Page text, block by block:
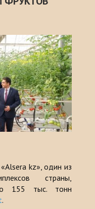
kz», один из
страны,
155 тыс. тонн
.